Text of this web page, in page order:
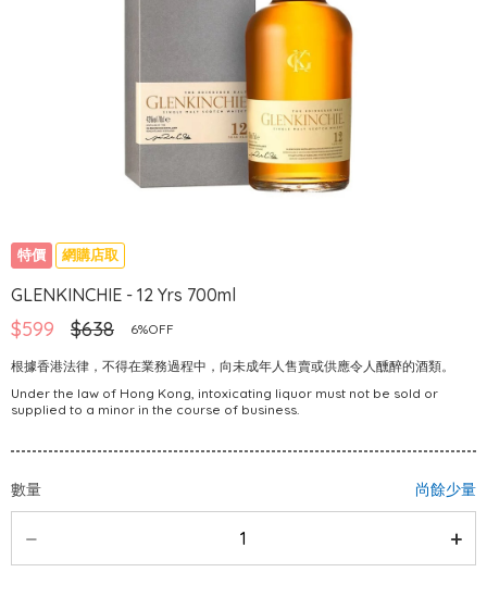
特價 網購店取
GLENKINCHIE - 12 Yrs 700ml
$599 $638 6%OFF
根據香港法律，不得在業務過程中，向未成年人售賣或供應令人醺醉的酒類。
Under the law of Hong Kong, intoxicating liquor must not be sold or
supplied to a minor in the course of business.
數量 尚餘少量